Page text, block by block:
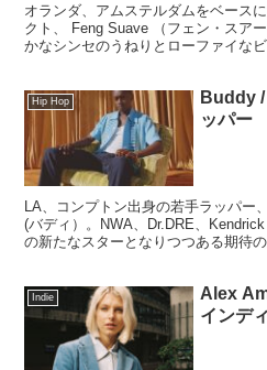
オランダ、アムステルダムをベース
クト、 Feng Suave （フェン・スア
かなシンセのうねりとローファイな
させるそのディープなサウンドを聴
Hip Hop
Buddy /
ッパー
LA、コンプトン出身の若手ラッパ
(バディ）。NWA、Dr.DRE、
の新たなスターとなりつつある期待の
Indie
Alex
インデ